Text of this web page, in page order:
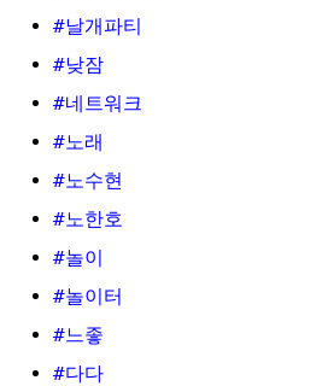
#날개파티
#낮잠
#네트워크
#노래
#노수현
#노한호
#놀이
#놀이터
#느좋
#다다